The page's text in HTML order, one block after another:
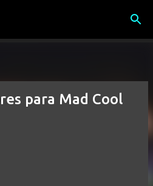
principal
para Mad Cool